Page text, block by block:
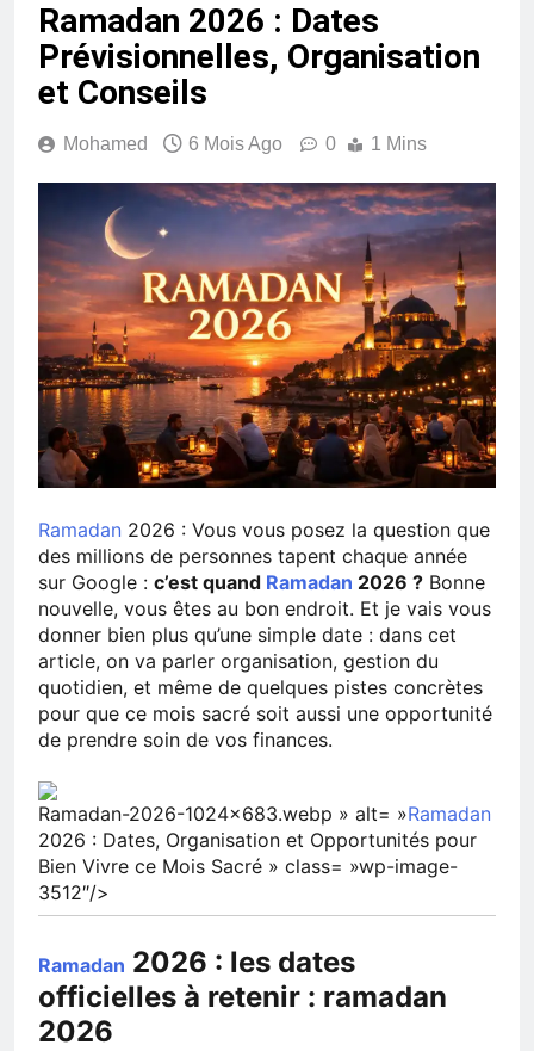
Ramadan 2026 : Dates
Prévisionnelles, Organisation
et Conseils
Mohamed 6 Mois Ago 0 1 Mins
Ramadan 2026 : Vous vous posez la question que
des millions de personnes tapent chaque année
sur Google : c’est quand Ramadan 2026 ? Bonne
nouvelle, vous êtes au bon endroit. Et je vais vous
donner bien plus qu’une simple date : dans cet
article, on va parler organisation, gestion du
quotidien, et même de quelques pistes concrètes
pour que ce mois sacré soit aussi une opportunité
de prendre soin de vos finances.
Ramadan-2026-1024×683.webp » alt= »Ramadan
2026 : Dates, Organisation et Opportunités pour
Bien Vivre ce Mois Sacré » class= »wp-image-
3512″/>
Ramadan 2026 : les dates
officielles à retenir : ramadan
2026